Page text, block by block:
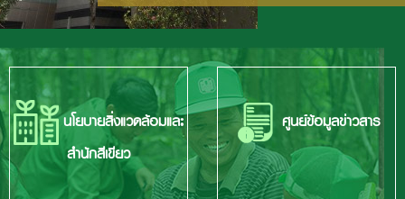
นโยบายสิ่งแวดล้อมและ
สำนักสีเขียว
ศูนย์ข้อมูลข่าวสาร